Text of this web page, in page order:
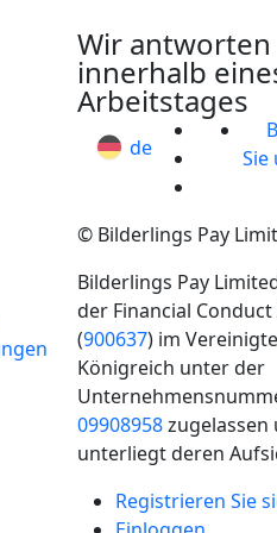
Wir antworten
innerhalb
Arbeitstages
de
Sie
© Bilderlings Pay
Bilderlings Pay
der Financial
(900637) im
Königreich unter der
09908958zugelassen
unterliegt deren
Registrieren Sie